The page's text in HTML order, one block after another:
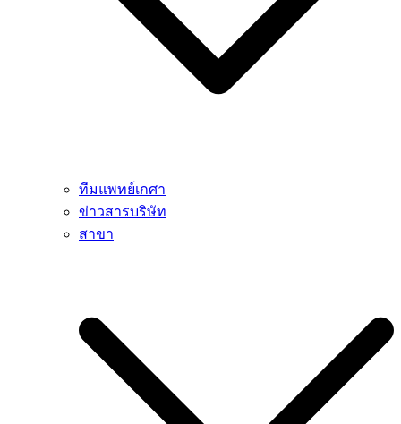
ทีมแพทย์เกศา
ข่าวสารบริษัท
สาขา